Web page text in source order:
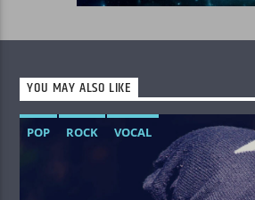
YOU MAY ALSO LIKE
POP ROCK VOCAL